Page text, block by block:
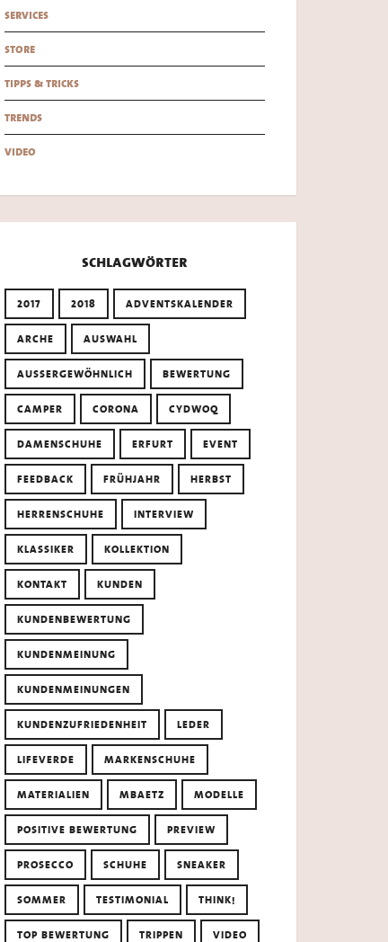
services
store
tipps & tricks
trends
video
schlagwörter
2017 2018 ADVENTSKALENDER
ARCHE AUSWAHL
AUSSERGEWÖHNLICH BEWERTUNG
CAMPER CORONA CYDWOQ
DAMENSCHUHE ERFURT EVENT
FEEDBACK FRÜHJAHR HERBST
HERRENSCHUHE INTERVIEW
KLASSIKER KOLLEKTION
KONTAKT KUNDEN
KUNDENBEWERTUNG
KUNDENMEINUNG
KUNDENMEINUNGEN
KUNDENZUFRIEDENHEIT LEDER
LIFEVERDE MARKENSCHUHE
MATERIALIEN MBAETZ MODELLE
POSITIVE BEWERTUNG PREVIEW
PROSECCO SCHUHE SNEAKER
SOMMER TESTIMONIAL THINK!
TOP BEWERTUNG TRIPPEN VIDEO